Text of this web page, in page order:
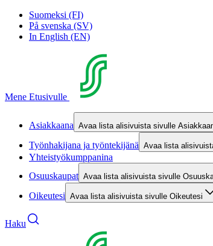
Suomeksi (FI)
På svenska (SV)
In English (EN)
Mene Etusivulle
Asiakkaana Avaa lista alisivuista sivulle
Työnhakijana ja työntekijänä Avaa lista
Yhteistyökumppanina
Osuuskaupat Avaa lista alisivuista sivulle
Oikeutesi Avaa lista alisivuista sivulle Oikeutesi
Haku